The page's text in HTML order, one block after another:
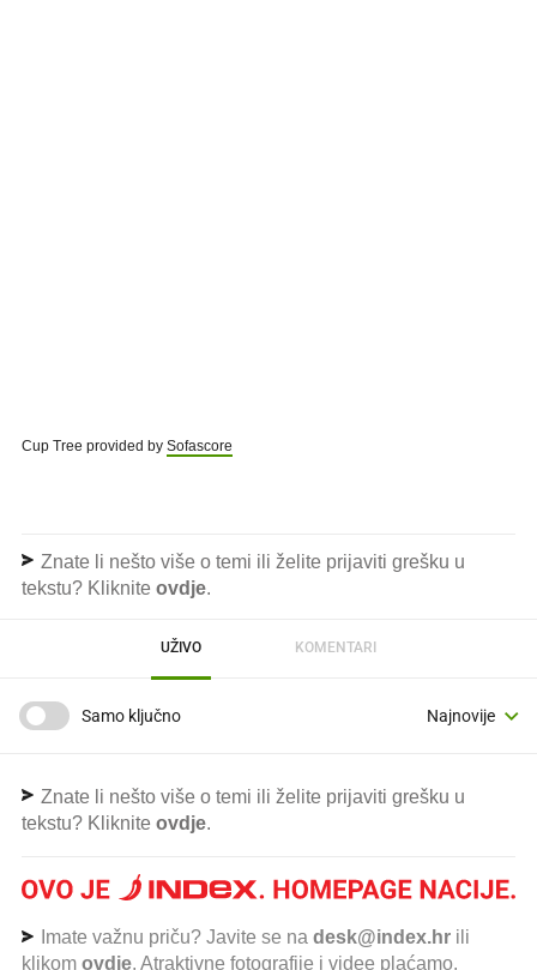
Cup Tree provided by Sofascore
Znate li nešto više o temi ili želite prijaviti grešku u
tekstu? Kliknite ovdje.
UŽIVO KOMENTARI
Samo ključno
Znate li nešto više o temi ili želite prijaviti grešku u
tekstu? Kliknite ovdje.
Imate važnu priču? Javite se na desk@index.hr ili
klikom ovdje. Atraktivne fotografije i videe plaćamo.